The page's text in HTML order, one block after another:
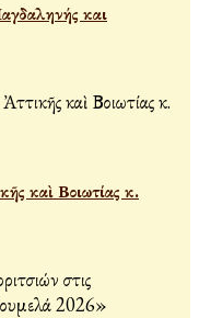
και
καὶ Βοιωτίας κ.